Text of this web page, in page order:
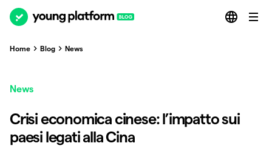
Home Blog News
News
Crisi economica cinese: l’impatto sui
paesi legati alla Cina